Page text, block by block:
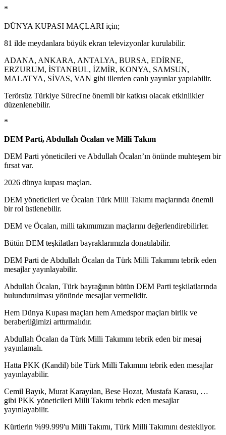
*
DÜNYA KUPASI MAÇLARI için;
81 ilde meydanlara büyük ekran televizyonlar kurulabilir.
ADANA, ANKARA, ANTALYA, BURSA, EDİRNE,
ERZURUM, İSTANBUL, İZMİR, KONYA, SAMSUN,
MALATYA, SİVAS, VAN gibi illerden canlı yayınlar yapılabilir.
Terörsüz Türkiye Süreci'ne önemli bir katkısı olacak etkinlikler
düzenlenebilir.
*
DEM Parti, Abdullah Öcalan ve Milli Takım
DEM Parti yöneticileri ve Abdullah Öcalan’ın önünde muhteşem bir
fırsat var.
2026 dünya kupası maçları.
DEM yöneticileri ve Öcalan Türk Milli Takımı maçlarında önemli
bir rol üstlenebilir.
DEM ve Öcalan, milli takımımızın maçlarını değerlendirebilirler.
Bütün DEM teşkilatları bayraklarımızla donatılabilir.
DEM Parti de Abdullah Öcalan da Türk Milli Takımını tebrik eden
mesajlar yayınlayabilir.
Abdullah Öcalan, Türk bayrağının bütün DEM Parti teşkilatlarında
bulundurulması yönünde mesajlar vermelidir.
Hem Dünya Kupası maçları hem Amedspor maçları birlik ve
beraberliğimizi arttırmalıdır.
Abdullah Öcalan da Türk Milli Takımını tebrik eden bir mesaj
yayınlamalı.
Hatta PKK (Kandil) bile Türk Milli Takımını tebrik eden mesajlar
yayınlayabilir.
Cemil Bayık, Murat Karayılan, Bese Hozat, Mustafa Karasu, …
gibi PKK yöneticileri Milli Takımı tebrik eden mesajlar
yayınlayabilir.
Kürtlerin %99.999'u Milli Takımı, Türk Milli Takımını destekliyor.